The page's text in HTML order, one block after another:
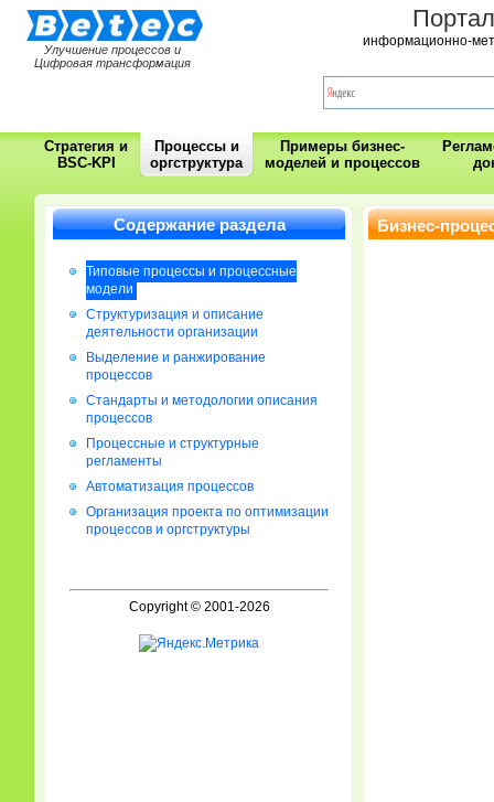
Улучшение процессов и
Цифровая трансформация
информационно-
Стратегия и
BSC-KPI
Процессы и
оргструктура
Примеры бизнес-
моделей и процессов
Содержание раздела
Типовые процессы и процессные
модели
Cтруктуризация и описание
деятельности организации
Выделение и ранжирование
процессов
Стандарты и методологии описания
процессов
Процессные и структурные
регламенты
Автоматизация процессов
Организация проекта по оптимизации
процессов и оргструктуры
Copyright © 2001-2026
Бизнес-